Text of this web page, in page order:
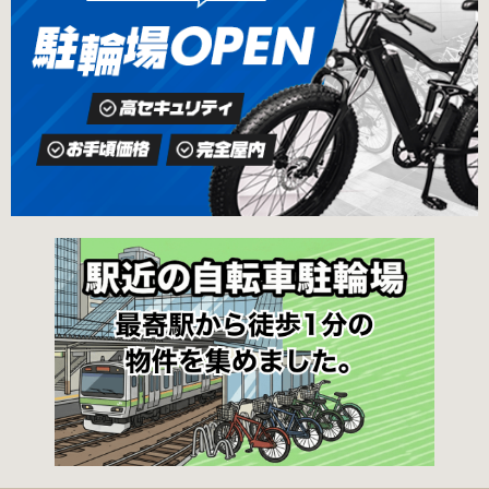
二丁目4番 電話 050-2018-6466（千代田区自転
車対策コールセンター） 最寄駅 東京メトロ半蔵
門線、丸の内線大手町駅A5出口 東京メトロ東西
線大手町駅B3出口 返還の際に必要な書類 返還
料 2,000円 自転車の鍵 身分証明証 千代田区HP
はこちら 新宿区で撤去された場合 内藤町自転車
保管場所 住所 新宿区内藤町11番地 ※都立新
宿高校東隣（内藤町11番地4号） 電話 03-5273-
3896 最寄駅 東京メトロ丸ノ内線新宿三丁目駅
から徒歩3分 東京メトロ丸ノ内線新宿御苑前駅
から徒歩6分 JR新宿駅から徒歩8分 西新宿自転
車保管場所 住所
あてに郵送（申請期間消印有効）または、期間
内に環境まちづくり総務課（区役所5階5B窓
口）、各出張所の受付時間中に直接お持ちくだ
さい（郵送先・各出張所の受付時間）。電話・
ファクス・メールでは申請できません。 利用料
金 登録手数料 区民3,000円 区外居住者6,000円
生活保護受給者免除（詳しくはお問い合わせく
ださい） ただし、自転車利用者で高校生以下は
3,000円（区内、区外在住を問わず） 定期利用
料金 各駐輪場で定期利用料金が異なります。詳
細は各駐輪場または管理会社にお問い合わせく
ださい。 一時利用料金 2時間まで：0円 10時間
まで：100円 10時間を超えて5時間ごと：100円
千代田区HPはこちら 新宿区の自転車駐輪場 利
用方法 利用登録申請書の提出 利用申請書（申請
窓口で配布。新宿区 ホームページからも取り出
せます）を各申請窓口、交通対策課自転車対策
係（本庁舎7階）・特別出張所に直接お持ちくだ
さい。交通対策課では郵送申請（2月8日 消印有
効）・電子申請も受け付けています。 次年度の
利用に関しては、毎年1月ごろに利用申請一斉受